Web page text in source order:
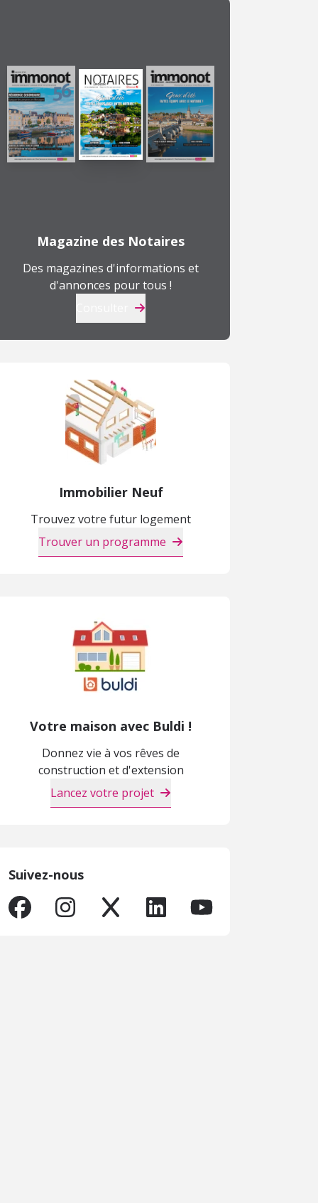
Magazine des Notaires
Des magazines d'informations et
d'annonces pour tous !
Immobilier Neuf
Trouvez votre futur logement
Trouver un programme
Votre maison avec Buldi !
Donnez vie à vos rêves de
construction et d'extension
Lancez votre projet
Suivez-nous